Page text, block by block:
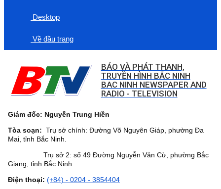
Desktop
Về đầu trang
BÁO VÀ PHÁT THANH,
TRUYỀN HÌNH BẮC NINH
BAC NINH NEWSPAPER AND
RADIO - TELEVISION
Giám đốc: Nguyễn Trung Hiền
Tòa soạn: Trụ sở chính: Đường Võ Nguyên Giáp, phường Đa
Mai, tỉnh Bắc Ninh.
Trụ sở 2: số 49 Đường Nguyễn Văn Cừ, phường Bắc
Giang, tỉnh Bắc Ninh
Điện thoại: (+84) - 0204 - 3854404